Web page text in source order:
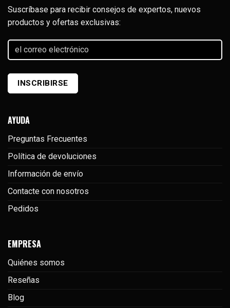
Suscríbase para recibir consejos de expertos, nuevos
productos y ofertas exclusivas:
correo
AYUDA
Preguntas Frecuentes
Política de devoluciones
Información de envío
Contacte con nosotros
Pedidos
EMPRESA
Quiénes somos
Reseñas
Blog